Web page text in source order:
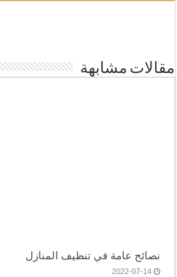
مقالات مشابهة
نصائح عامة في تنظيف المنازل
2022-07-14